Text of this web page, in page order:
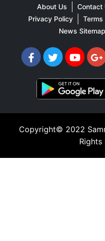
About Us Contact
Privacy Policy
Terms
News Sitemap
Copyright© 2022
Rights